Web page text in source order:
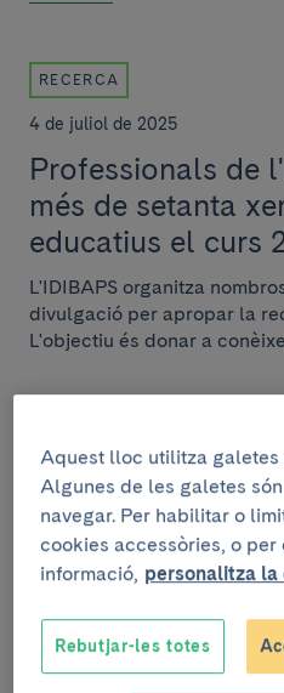
RECERCA
4 de juliol de 2025
Professionals de
més de setanta
educatius el curs
L'IDIBAPS organitza
divulgació per apropar la
L'objectiu és donar a
INSTITUCIONAL
4 de juliol de 2025
Condis llança una
projecte de
del Clínic-
Aquest lloc utilitza
Algunes de les galetes
navegar. Per habilitar o
cookies accessòries, o per
informació, personalitza
Rebutjar-les totes